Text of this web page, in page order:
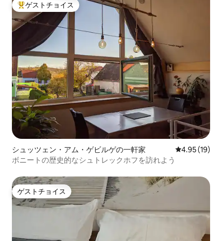
大好評のゲストチョイスです。
ゲストチョイス
シュッツェン・アム・ゲビルゲの一軒家 レビュー19
4.95 (19)
ボニートの歴史的なシュトレックホフを訪れよう
ゲストチョイス
ゲストチョイス